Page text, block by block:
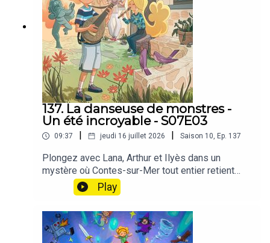
137. La danseuse de monstres -
Un été incroyable - S07E03
09:37 jeudi 16 juillet 2026 Saison 10, Ep. 137
Plongez avec Lana, Arthur et Ilyès dans un
mystère où Contes-sur-Mer tout entier retient
son souffle 🌲😱🔍Ce matin-là, le village semble
étrangement désert. Depuis la nuit dernière, une
rumeur terrifiante circule : des monstres énormes
et agressifs rôderaient dans la forêt toute proche.
Plus personne n'ose mettre le nez dehors ! En
Play